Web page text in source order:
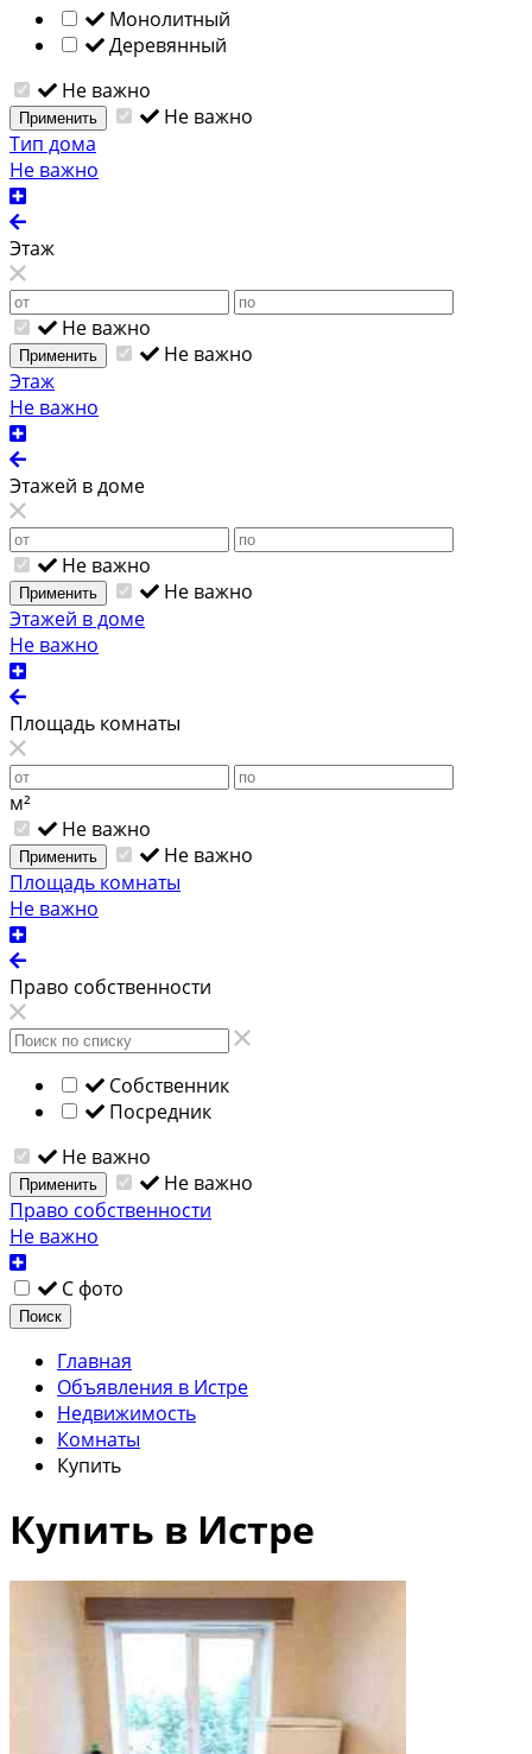
Монолитный
Деревянный
Не важно
Применить
Не важно
Тип дома
Не важно
Этаж
Не важно
Применить
Не важно
Этаж
Не важно
Этажей в доме
Не важно
Применить
Не важно
Этажей в доме
Не важно
Площадь комнаты
м²
Не важно
Применить
Не важно
Площадь комнаты
Не важно
Право собственности
Собственник
Посредник
Не важно
Применить
Не важно
Право собственности
Не важно
С фото
Поиск
Главная
Объявления в Истре
Недвижимость
Комнаты
Купить
Купить в Истре